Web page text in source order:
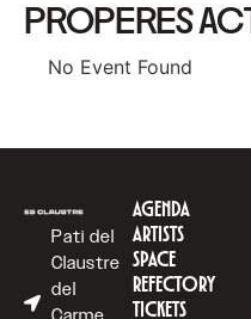
PROPERES
No Event Found
Pati del
Claustre
del
AGENDA
ARTISTS
SPACE
REFECTORY
TICKETS